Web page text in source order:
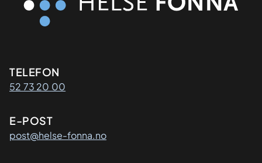
Kontaktinformasjon
TELEFON
52 73 20 00
E-POST
post@helse-fonna.no